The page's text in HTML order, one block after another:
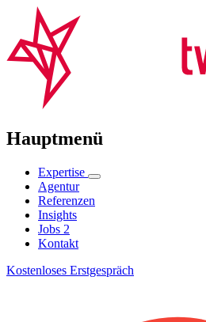
Hauptmenü
Expertise
Agentur
Referenzen
Insights
Jobs 2
Kontakt
Kostenloses Erstgespräch